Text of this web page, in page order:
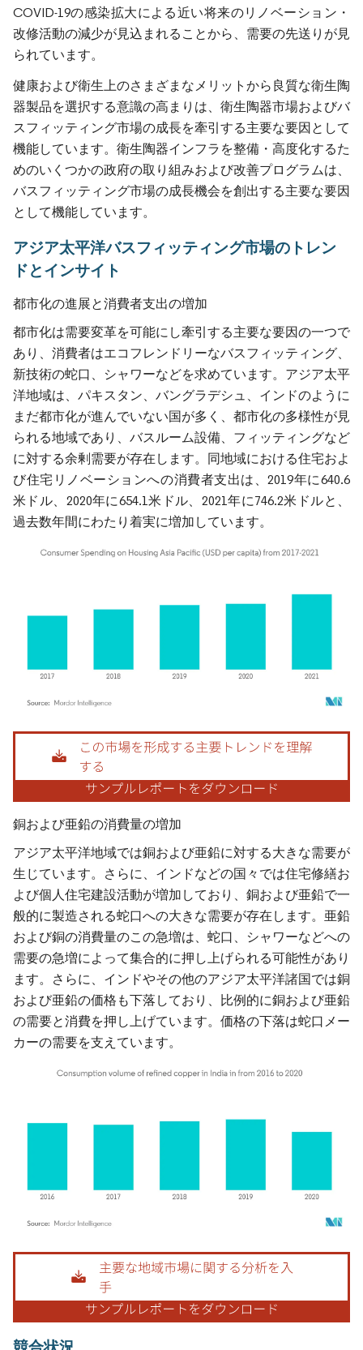
COVID-19の感染拡大による近い将来のリノベーション・
改修活動の減少が見込まれることから、需要の先送りが見
られています。
健康および衛生上のさまざまなメリットから良質な衛生陶
器製品を選択する意識の高まりは、衛生陶器市場およびバ
スフィッティング市場の成長を牽引する主要な要因として
機能しています。衛生陶器インフラを整備・高度化するた
めのいくつかの政府の取り組みおよび改善プログラムは、
バスフィッティング市場の成長機会を創出する主要な要因
として機能しています。
アジア太平洋バスフィッティング市場のトレン
ドとインサイト
都市化の進展と消費者支出の増加
都市化は需要変革を可能にし牽引する主要な要因の一つで
あり、消費者はエコフレンドリーなバスフィッティング、
新技術の蛇口、シャワーなどを求めています。アジア太平
洋地域は、パキスタン、バングラデシュ、インドのように
まだ都市化が進んでいない国が多く、都市化の多様性が見
られる地域であり、バスルーム設備、フィッティングなど
に対する余剰需要が存在します。同地域における住宅およ
び住宅リノベーションへの消費者支出は、2019年に640.6
米ドル、2020年に654.1米ドル、2021年に746.2米ドルと、
過去数年間にわたり着実に増加しています。
画像 © Mordor Intelligence。再利用にはCC BY 4.0の表示が必要です。
銅および亜鉛の消費量の増加
アジア太平洋地域では銅および亜鉛に対する大きな需要が
生じています。さらに、インドなどの国々では住宅修繕お
よび個人住宅建設活動が増加しており、銅および亜鉛で一
般的に製造される蛇口への大きな需要が存在します。亜鉛
および銅の消費量のこの急増は、蛇口、シャワーなどへの
需要の急増によって集合的に押し上げられる可能性があり
ます。さらに、インドやその他のアジア太平洋諸国では銅
および亜鉛の価格も下落しており、比例的に銅および亜鉛
の需要と消費を押し上げています。価格の下落は蛇口メー
カーの需要を支えています。
画像 © Mordor Intelligence。再利用にはCC BY 4.0の表示が必要です。